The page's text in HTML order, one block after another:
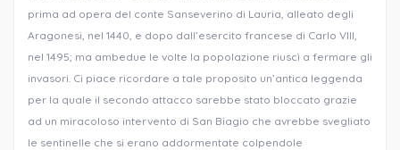
prima ad opera del conte Sanseverino di Lauria, alleato degli
Aragonesi, nel 1440, e dopo dall’esercito francese di Carlo VIII,
nel 1495; ma ambedue le volte la popolazione riuscì a fermare gli
invasori. Ci piace ricordare a tale proposito un’antica leggenda
per la quale il secondo attacco sarebbe stato bloccato grazie
ad un miracoloso intervento di San Biagio che avrebbe svegliato
le sentinelle che si erano addormentate colpendole